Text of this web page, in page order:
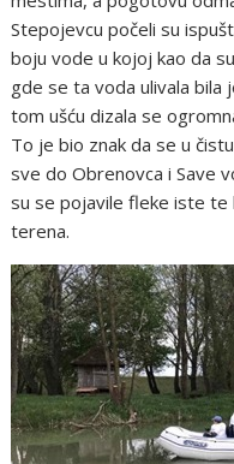
Stepojevcu počeli su
boju vode u kojoj kao da
gde se ta voda ulivala bila
tom ušću dizala se
To je bio znak da se u
sve do Obrenovca i Save
su se pojavile fleke iste
terena.